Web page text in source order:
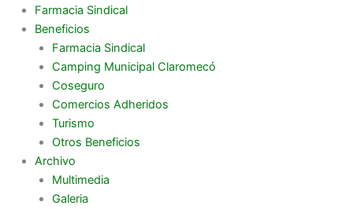
Farmacia Sindical
Beneficios
Farmacia Sindical
Camping Municipal Claromecó
Coseguro
Comercios Adheridos
Turismo
Otros Beneficios
Archivo
Multimedia
Galeria